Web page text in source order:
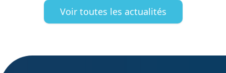
Voir toutes les actualités